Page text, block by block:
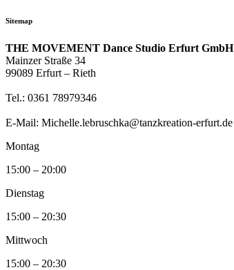
Sitemap
THE MOVEMENT Dance Studio Erfurt GmbH
Mainzer Straße 34
99089 Erfurt – Rieth
Tel.: 0361 78979346
E-Mail: Michelle.lebruschka@tanzkreation-erfurt.de
Montag
15:00 – 20:00
Dienstag
15:00 – 20:30
Mittwoch
15:00 – 20:30